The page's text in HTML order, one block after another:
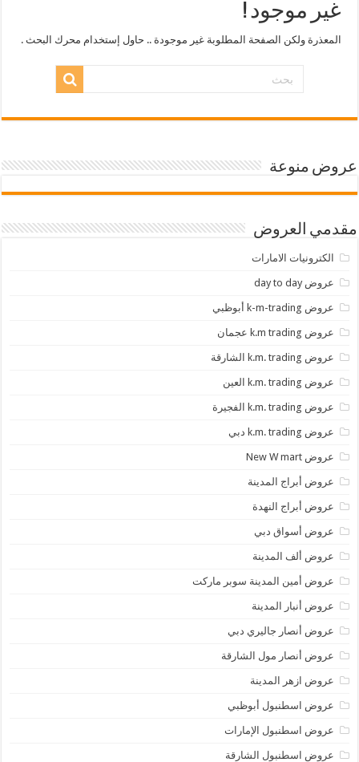
غير موجود !
المعذرة ولكن الصفحة المطلوبة غير موجودة .. حاول إستخدام محرك البحث .
عروض منوعة
مقدمي العروض
الكترونيات الامارات
عروض day to day
عروض k-m-trading أبوظبي
عروض k.m trading عجمان
عروض k.m. trading الشارقة
عروض k.m. trading العين
عروض k.m. trading الفجيرة
عروض k.m. trading دبي
عروض New W mart
عروض أبراج المدينة
عروض أبراج النهدة
عروض أسواق دبي
عروض ألف المدينة
عروض أمين المدينة سوبر ماركت
عروض أنبار المدينة
عروض أنصار جاليري دبي
عروض أنصار مول الشارقة
عروض ازهر المدينة
عروض اسطنبول أبوظبي
عروض اسطنبول الإمارات
عروض اسطنبول الشارقة